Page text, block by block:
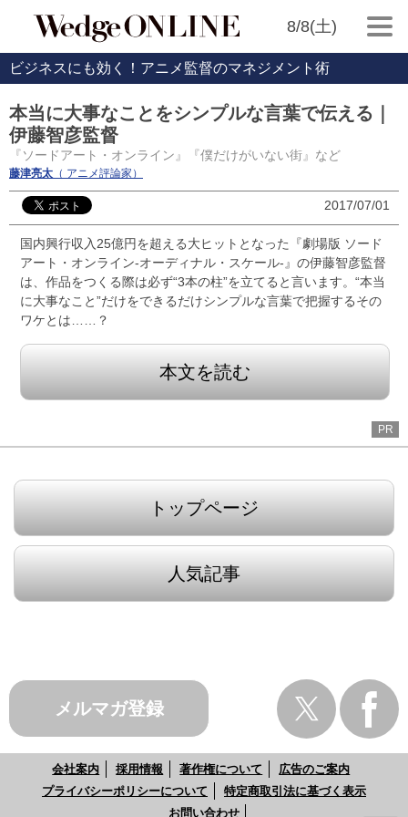
8/8(土)
ビジネスにも効く！アニメ監督のマネジメント術
本当に大事なことをシンプルな言葉で伝える｜
伊藤智彦監督
『ソードアート・オンライン』『僕だけがいない街』など
藤津亮太 （ アニメ評論家）
2017/07/01
国内興行収入25億円を超える大ヒットとなった『劇場版 ソード
アート・オンライン-オーディナル・スケール-』の伊藤智彦監督
は、作品をつくる際は必ず“3本の柱”を立てると言います。“本当
に大事なこと”だけをできるだけシンプルな言葉で把握するその
ワケとは……？
本文を読む
PR
トップページ
人気記事
メルマガ登録
会社案内 採用情報 著作権について
広告のご案内
プライバシーポリシーについて
特定商取引法に基づく表示
お問い合わせ